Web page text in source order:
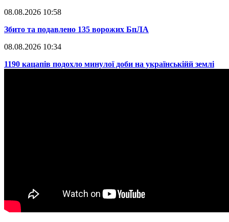
08.08.2026 10:58
​Збито та подавлено 135 ворожих БпЛА
08.08.2026 10:34
​1190 кацапів подохло минулої доби на українськійй землі